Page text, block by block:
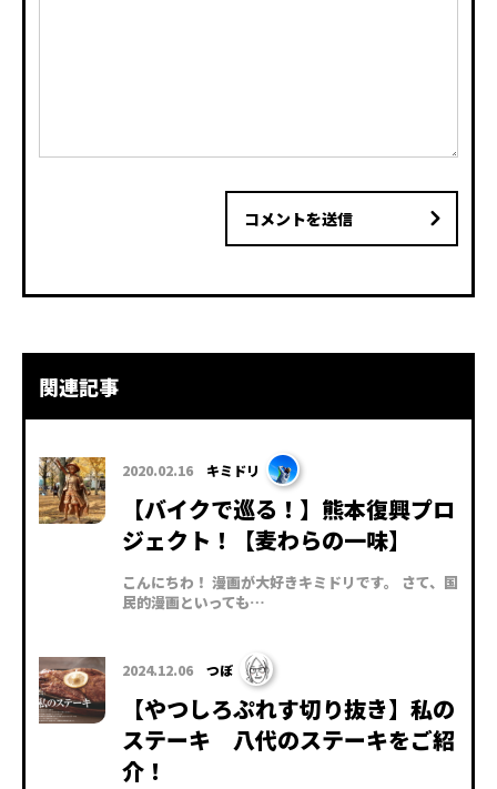
コメントを送信
関連記事
2020.02.16 キミドリ
【バイクで巡る！】熊本復興プロ
ジェクト！【麦わらの一味】
こんにちわ！ 漫画が大好きキミドリです。 さて、国
民的漫画といっても…
2024.12.06 つぼ
【やつしろぷれす切り抜き】私の
ステーキ 八代のステーキをご紹
介！